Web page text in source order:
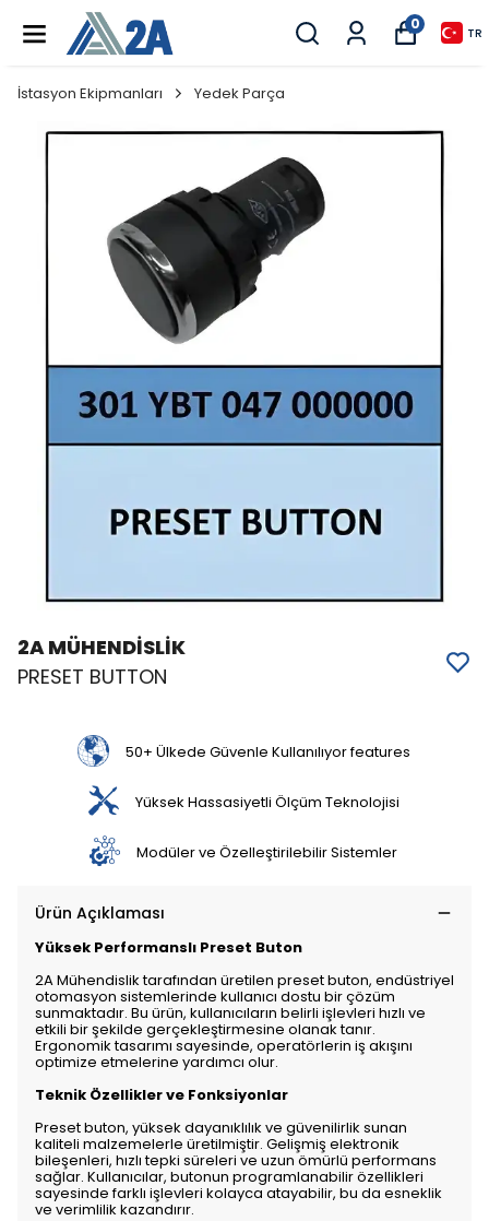
0
TR
İstasyon Ekipmanları Yedek Parça
2A MÜHENDİSLİK
PRESET BUTTON
50+ Ülkede Güvenle Kullanılıyor features
Yüksek Hassasiyetli Ölçüm Teknolojisi
Modüler ve Özelleştirilebilir Sistemler
Ürün Açıklaması
Yüksek Performanslı Preset Buton
2A Mühendislik tarafından üretilen preset buton, endüstriyel
otomasyon sistemlerinde kullanıcı dostu bir çözüm
sunmaktadır. Bu ürün, kullanıcıların belirli işlevleri hızlı ve
etkili bir şekilde gerçekleştirmesine olanak tanır.
Ergonomik tasarımı sayesinde, operatörlerin iş akışını
optimize etmelerine yardımcı olur.
Teknik Özellikler ve Fonksiyonlar
Preset buton, yüksek dayanıklılık ve güvenilirlik sunan
kaliteli malzemelerle üretilmiştir. Gelişmiş elektronik
bileşenleri, hızlı tepki süreleri ve uzun ömürlü performans
sağlar. Kullanıcılar, butonun programlanabilir özellikleri
sayesinde farklı işlevleri kolayca atayabilir, bu da esneklik
ve verimlilik kazandırır.